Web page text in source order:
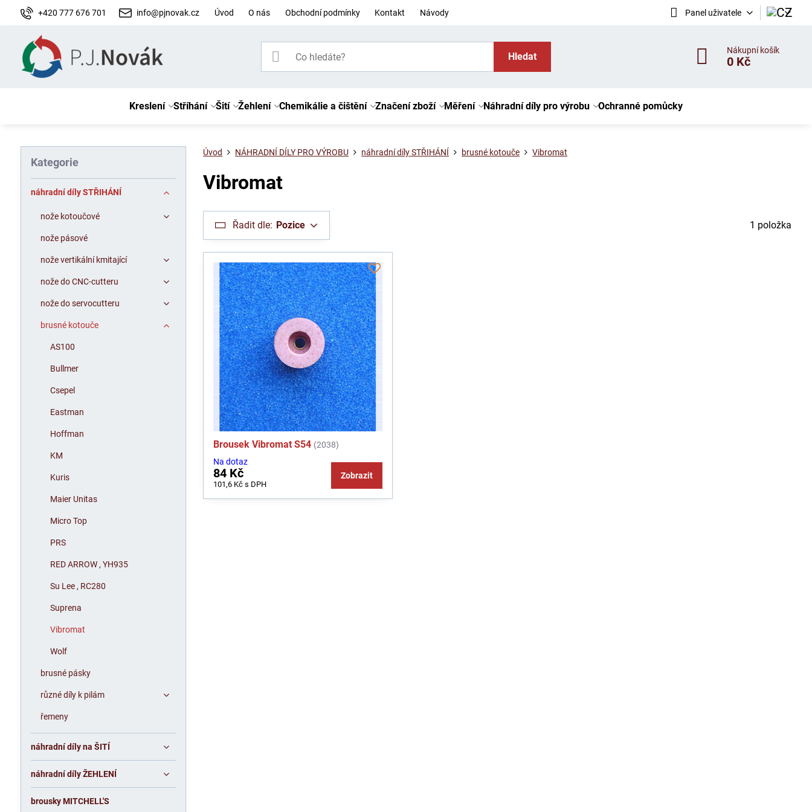
+420 777 676 701 info@pjnovak.cz Úvod O nás Obchodní podmínky Kontakt Návody Panel uživatele
Hledat
Nákupní košík
0 Kč
Kreslení Stříhání Šití Žehlení Chemikálie a čištění Značení zboží Měření Náhradní díly pro výrobu Ochranné pomůcky
Úvod NÁHRADNÍ DÍLY PRO VÝROBU náhradní díly STŘIHÁNÍ brusné kotouče Vibromat
Vibromat
Řadit dle: Pozice 1 položka
Brousek Vibromat S54 (2038)
Na dotaz
84 Kč
101,6 Kčs DPH
Zobrazit
Kategorie
náhradní díly STŘIHÁNÍ
nože kotoučové
nože pásové
nože vertikální kmitající
nože do CNC-cutteru
nože do servocutteru
brusné kotouče
AS100
Bullmer
Csepel
Eastman
Hoffman
KM
Kuris
Maier Unitas
Micro Top
PRS
RED ARROW , YH935
Su Lee , RC280
Suprena
Vibromat
Wolf
brusné pásky
různé díly k pilám
řemeny
náhradní díly na ŠITÍ
náhradní díly ŽEHLENÍ
brousky MITCHELL'S